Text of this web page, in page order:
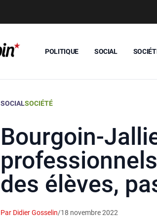
POLITIQUE SOCIAL
SOCIALSOCIÉTÉ
Bourgoin-
des élèves,
Par Didier Gosselin/18 novembre 2022